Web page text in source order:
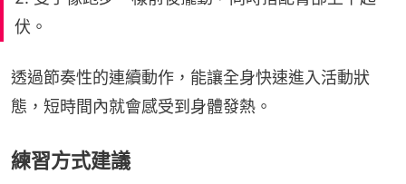
伏。
透過節奏性的連續動作，能讓全身快速進入活動狀
態，短時間內就會感受到身體發熱。
練習方式建議